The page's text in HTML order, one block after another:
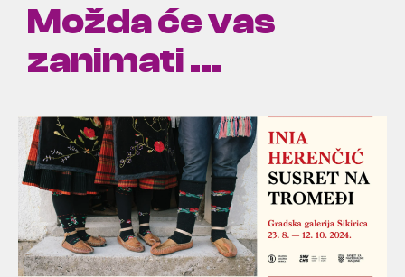
Možda će vas
zanimati ...